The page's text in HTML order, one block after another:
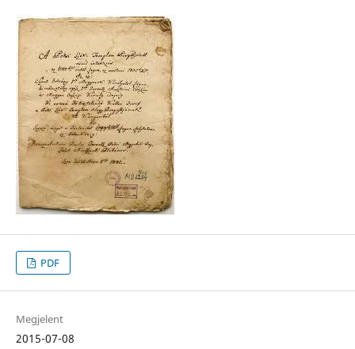
PDF
Megjelent
2015-07-08